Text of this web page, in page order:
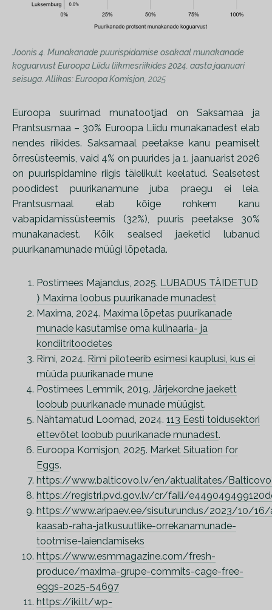
Joonis 4. Munakanade puurispidamise osakaal munakanade
koguarvust Euroopa Liidu liikmesriikides 2024. aasta jaanuari
seisuga. Allikas: Euroopa Komisjon , 2025
Euroopa suurimad munatootjad on Saksamaa ja
Prantsusmaa – 30% Euroopa Liidu munakanadest elab
nendes riikides. Saksamaal peetakse kanu peamiselt
õrresüsteemis, vaid 4% on puurides ja 1. jaanuarist 2026
on puurispidamine riigis täielikult keelatud. Sealsetest
poodidest puurikanamune juba praegu ei leia.
Prantsusmaal elab kõige rohkem kanu
vabapidamissüsteemis (32%), puuris peetakse 30%
munakanadest. Kõik sealsed jaeketid lubanud
puurikanamunade müügi lõpetada.
Postimees Majandus, 2025. LUBADUS TÄIDETUD
⟩ Maxima loobus puurikanade munadest
Maxima, 2024. Maxima lõpetas puurikanade
munade kasutamise oma kulinaaria- ja
kondiitritoodetes
Rimi, 2024. Rimi piloteerib esimesi kauplusi, kus ei
müüda puurikanade mune
Postimees Lemmik, 2019. Järjekordne jaekett
loobub puurikanade munade müügist.
Nähtamatud Loomad, 2024. 113 Eesti toidusektori
ettevõtet loobub puurikanade munadest.
Euroopa Komisjon, 2025. Market Situation for
Eggs.
https://www.balticovo.lv/en/aktualitates/
https://registri.pvd.gov.lv/cr/faili/
https://www.aripaev.ee/sisuturundus/2023/10/
kaasab-raha-jatkusuutlike-orrekanamunade-
tootmise-laiendamiseks
https://www.esmmagazine.com/fresh-
produce/maxima-grupe-commits-cage-free-
eggs-2025-54697
https://iki.lt/wp-